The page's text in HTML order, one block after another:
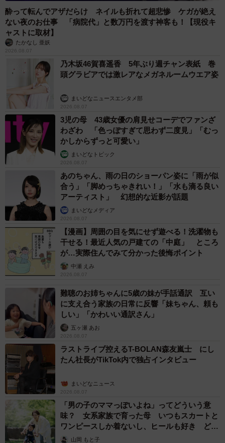
ぎたんです。特に打ち合わせしたわけではなく、ただハル
をからかってみただけのようです（笑）」
4/8
「なんで？なんで知らんぷりするの！？」（動画からキャプチャー／提
供：柴犬ハルさん）
酔って転んでアザだらけ ネイルも折れて超悲惨 ケガが絶え
ない夜のお仕事 「病院代」と数万円を渡す神客も！【現役キ
ャストに取材】
たかなし 亜妖
2026.08.07
乃木坂46賀喜遥香 5年ぶり週チャン表紙 巻
頭グラビアでは激レアなメガネルームウエア姿
まいどなニュースエンタメ部
2026.08.07
3児の母 43歳女優の肩見せコーデでファンざ
わざわ 「色っぽすぎて思わず二度見」「むっ
かしからずっと可愛い」
まいどなトピック
2026.08.07
あのちゃん、雨の日のショーパン姿に「雨が似
合う」「脚めっちゃきれい！」「水も滴る良い
アーティスト」 幻想的な近影が話題
まいどなメディア
2026.08.07
【漫画】周囲の目を気にせず遊べる！洗濯物も
干せる！最近人気の戸建ての「中庭」 ところ
が…実際住んでみて分かった後悔ポイント
中瀬 えみ
2026.08.07
難聴のお姉ちゃんに5歳の妹が手話通訳 互い
に支え合う家族の日常に反響「妹ちゃん、頼も
しい」「かわいい通訳さん」
五ヶ瀬 あお
2026.08.07
ラストライブ控えるT-BOLAN森友嵐士 にし
たん社長がTikTok内で独占インタビュー
まいどなニュース
2026.08.07
「男の子のママっぽいよね」ってどういう意
味？ 女系家族で育った母 いつもスカートと
ワンピースしか着ないし、ヒールも好き どの
へんが…
山岡 もと子